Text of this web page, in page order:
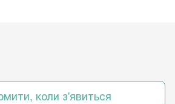
коли з'явиться